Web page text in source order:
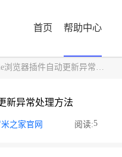
首页 帮助中心
览器插件自动更新异常处理方法
新异常处理方法
之家官网 阅读:5